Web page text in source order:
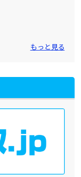
もっと見る